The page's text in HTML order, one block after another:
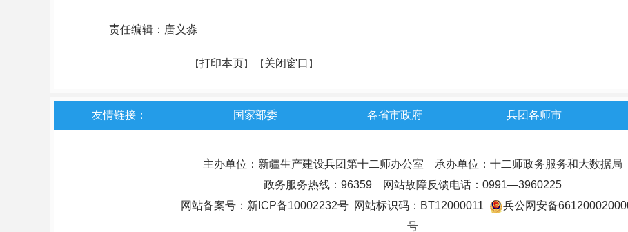
责任编辑：唐义淼
【打印本页 】 【 关闭窗口 】
友情链接： 国家部委 各省市政府 兵团各师市
主办单位：新疆生产建设兵团第十二师办公室 承办单位：十二师政务服务和大数据局
政务服务热线：96359 网站故障反馈电话：0991—3960225
网站备案号： 新ICP备10002232号网站标识码：BT12000011
兵公网安备
号